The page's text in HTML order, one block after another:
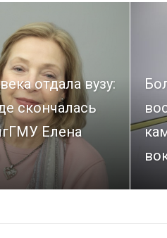
отдала вузу:
скончалась
Елена